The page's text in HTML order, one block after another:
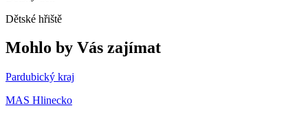
Dětské hřiště
Mohlo by Vás zajímat
Pardubický kraj
MAS Hlinecko